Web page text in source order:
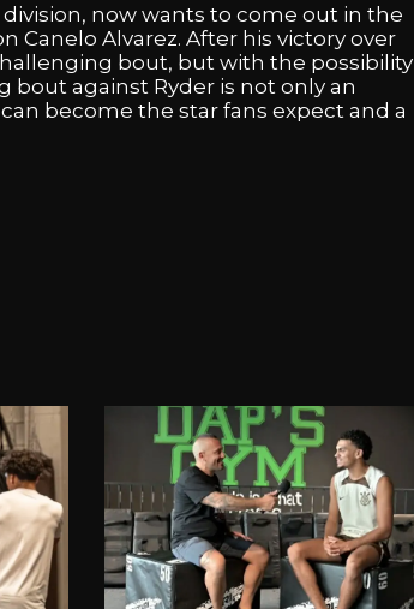
division, now wants to come out in the
Canelo Alvarez. After his victory over
bout, but with the possibility
bout against Ryder is not only an
can become the star fans expect and a